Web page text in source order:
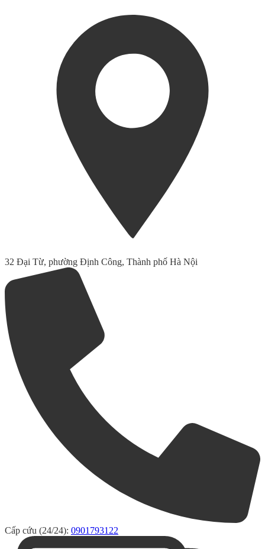
32 Đại Từ, phường Định Công, Thành phố Hà Nội
Cấp cứu (24/24): 0901793122